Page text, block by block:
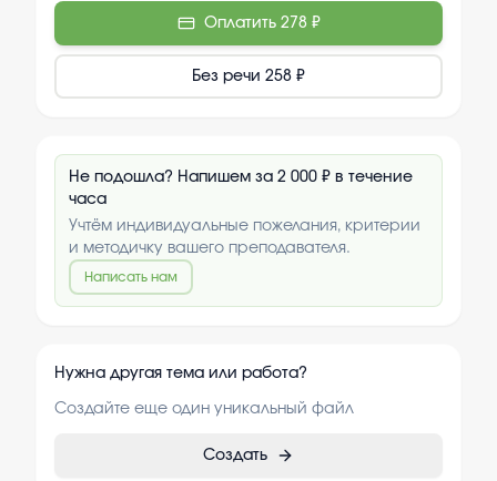
Оплатить 278 ₽
Без речи 258 ₽
Не подошла? Напишем за 2 000 ₽ в течение
часа
Учтём индивидуальные пожелания, критерии
и методичку вашего преподавателя.
Написать нам
Нужна другая тема или работа?
Создайте еще один уникальный файл
Создать